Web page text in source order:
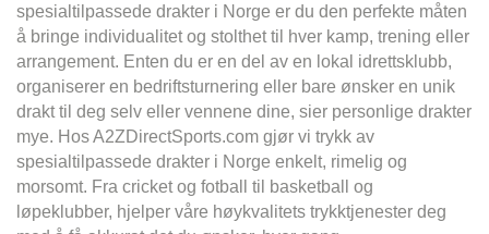
spesialtilpassede drakter i Norge er du den perfekte måten
å bringe individualitet og stolthet til hver kamp, ​​trening eller
arrangement. Enten du er en del av en lokal idrettsklubb,
organiserer en bedriftsturnering eller bare ønsker en unik
drakt til deg selv eller vennene dine, sier personlige drakter
mye. Hos A2ZDirectSports.com gjør vi trykk av
spesialtilpassede drakter i Norge enkelt, rimelig og
morsomt. Fra cricket og fotball til basketball og
løpeklubber, hjelper våre høykvalitets trykktjenester deg